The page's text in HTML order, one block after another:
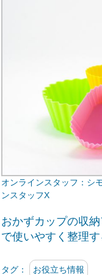
シ
ンスタッフX
おかずカップの収
で使いやすく整理
タグ： お役立ち情報